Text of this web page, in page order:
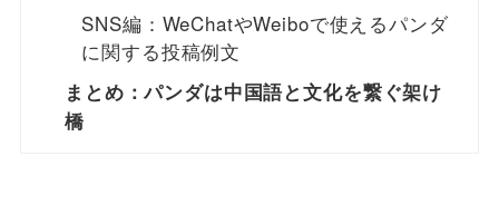
SNS編：WeChatやWeiboで使えるパンダ
に関する投稿例文
まとめ：パンダは中国語と文化を繋ぐ架け
橋